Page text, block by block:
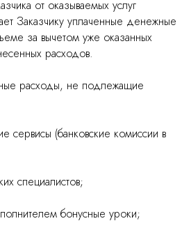
от оказываемых услуг
Заказчику уплаченные денежные
за вычетом уже оказанных
расходов.
расходы, не подлежащие
сервисы (банковские комиссии в
специалистов;
бонусные уроки;